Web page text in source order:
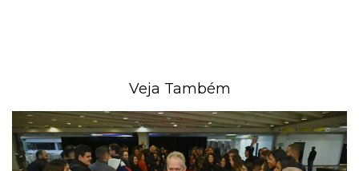
Veja Também